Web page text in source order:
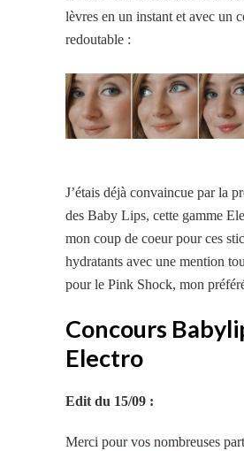
lèvres en un instant et avec un
redoutable :
J’étais déjà convaincue par la
des Baby Lips, cette gamme
mon coup de coeur pour ces
hydratants avec une mention
pour le Pink Shock, mon
Concours
Electro
Edit du 15/09 :
Merci pour vos nombreuses